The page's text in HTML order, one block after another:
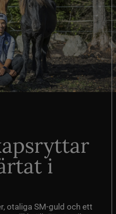
i
otaliga SM-guld och ett